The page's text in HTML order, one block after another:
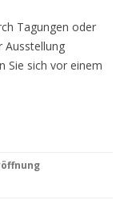
Tagungen oder
Ausstellung
Sie sich vor einem